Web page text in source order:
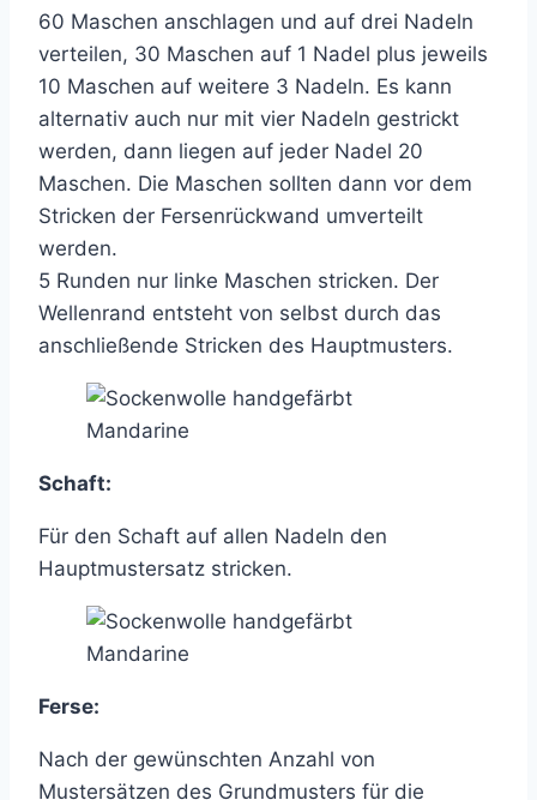
60 Maschen anschlagen und auf drei Nadeln
verteilen, 30 Maschen auf 1 Nadel plus jeweils
10 Maschen auf weitere 3 Nadeln. Es kann
alternativ auch nur mit vier Nadeln gestrickt
werden, dann liegen auf jeder Nadel 20
Maschen. Die Maschen sollten dann vor dem
Stricken der Fersenrückwand umverteilt
werden.
5 Runden nur linke Maschen stricken. Der
Wellenrand entsteht von selbst durch das
anschließende Stricken des Hauptmusters.
Schaft:
Für den Schaft auf allen Nadeln den
Hauptmustersatz stricken.
Ferse:
Nach der gewünschten Anzahl von
Mustersätzen des Grundmusters für die